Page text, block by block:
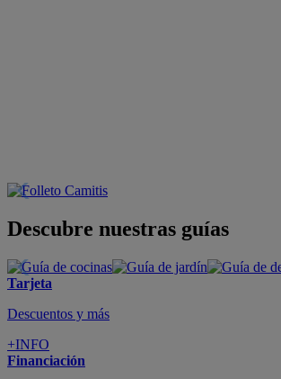
Descubre nuestras guías
Tarjeta
Descuentos y más
+INFO
Financiación